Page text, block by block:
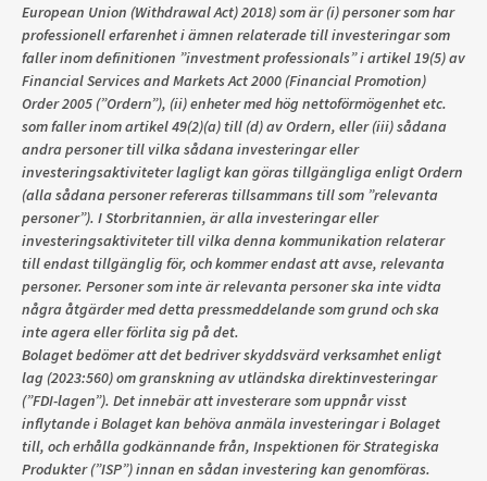
European Union (Withdrawal Act) 2018) som är (i) personer som har
professionell erfarenhet i ämnen relaterade till investeringar som
faller inom definitionen ”investment professionals” i artikel 19(5) av
Financial Services and Markets Act 2000 (Financial Promotion)
Order 2005 (”Ordern”), (ii) enheter med hög nettoförmögenhet etc.
som faller inom artikel 49(2)(a) till (d) av Ordern, eller (iii) sådana
andra personer till vilka sådana investeringar eller
investeringsaktiviteter lagligt kan göras tillgängliga enligt Ordern
(alla sådana personer refereras tillsammans till som ”relevanta
personer”). I Storbritannien, är alla investeringar eller
investeringsaktiviteter till vilka denna kommunikation relaterar
till endast tillgänglig för, och kommer endast att avse, relevanta
personer. Personer som inte är relevanta personer ska inte vidta
några åtgärder med detta pressmeddelande som grund och ska
inte agera eller förlita sig på det.
Bolaget bedömer att det bedriver skyddsvärd verksamhet enligt
lag (2023:560) om granskning av utländska direktinvesteringar
(”FDI-lagen”). Det innebär att investerare som uppnår visst
inflytande i Bolaget kan behöva anmäla investeringar i Bolaget
till, och erhålla godkännande från, Inspektionen för Strategiska
Produkter (”ISP”) innan en sådan investering kan genomföras.